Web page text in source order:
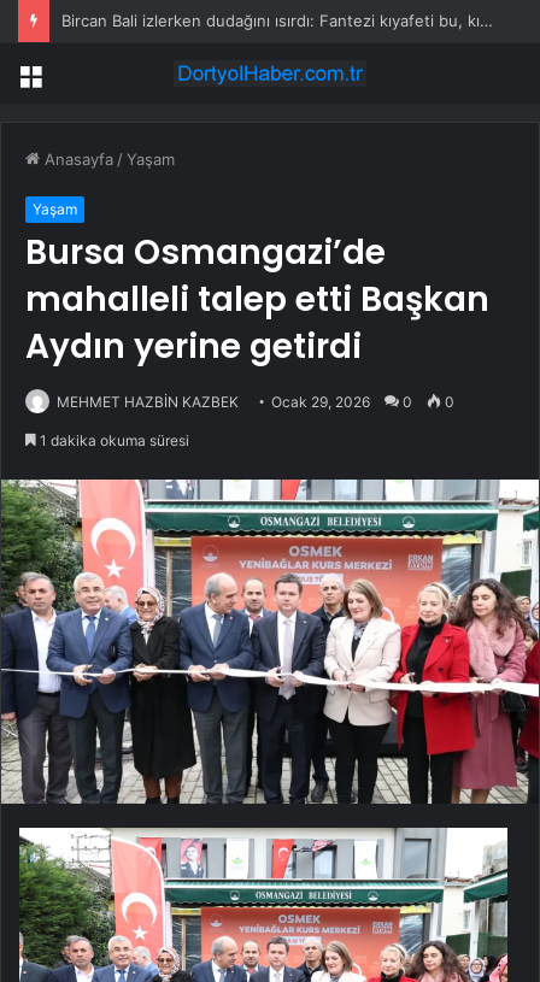
Bircan Bali izlerken dudağını ısırdı: Fantezi kıyafeti bu, kırbaç eksik
Menü
Anasayfa /Yaşam
Yaşam
Bursa Osmangazi’de
mahalleli talep etti Başkan
Aydın yerine getirdi
MEHMET HAZBİN KAZBEK Ocak 29, 2026 0 0
1 dakika okuma süresi